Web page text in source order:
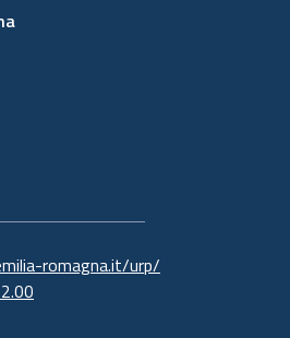
romagna.it/urp/